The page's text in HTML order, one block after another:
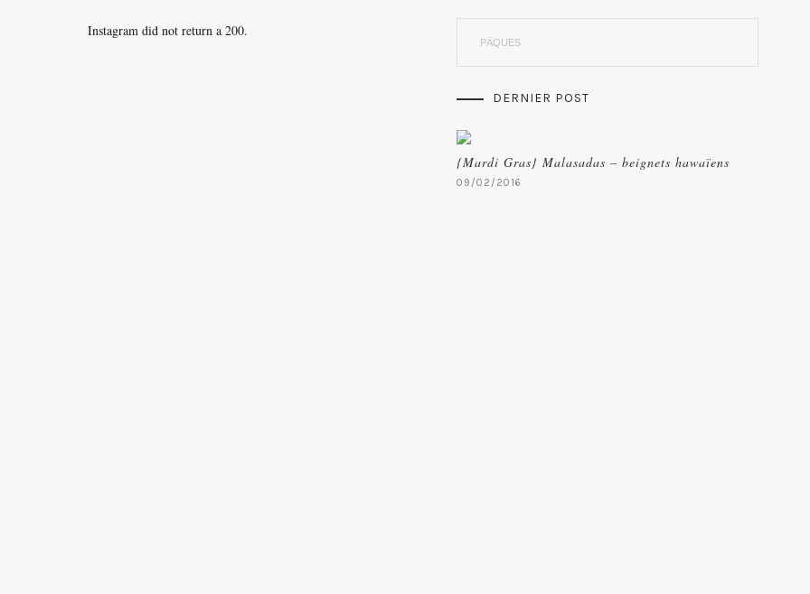
Instagram did not return a 200.
DERNIER POST
{Mardi Gras} Malasadas – beignets hawaïens
09/02/2016